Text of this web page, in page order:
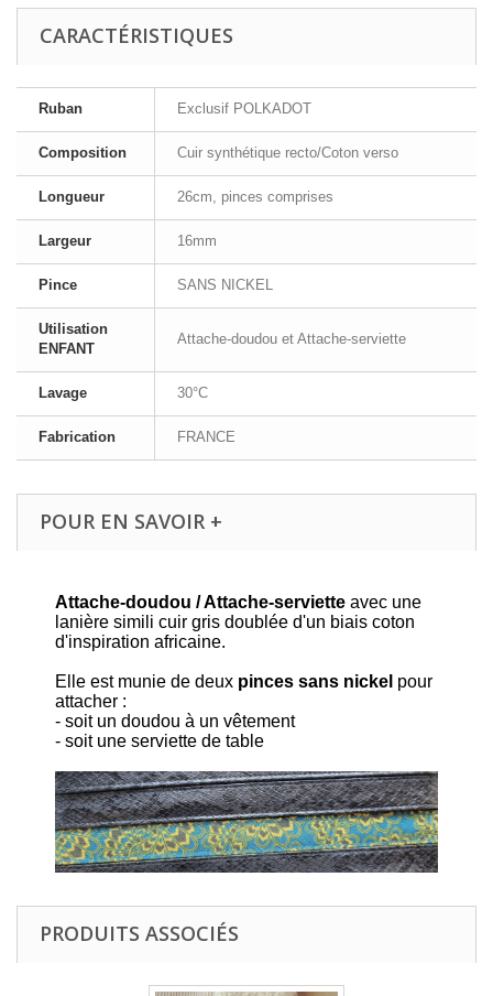
CARACTÉRISTIQUES
Ruban Exclusif POLKADOT
Composition Cuir synthétique recto/Coton verso
Longueur 26cm, pinces comprises
Largeur 16mm
Pince SANS NICKEL
Utilisation
ENFANT
Attache-doudou et Attache-serviette
Lavage 30°C
Fabrication FRANCE
POUR EN SAVOIR +
Attache-doudou / Attache-serviette avec une
lanière simili cuir gris doublée d'un biais coton
d'inspiration africaine.
Elle est munie de deux pinces sans nickel pour
attacher :
- soit un doudou à un vêtement
- soit une serviette de table
PRODUITS ASSOCIÉS